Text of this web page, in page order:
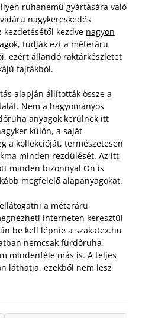
ruhanemű gyártására való
nagykereskedés
kezdetésétől kezdve nagyon
, tudják ezt a méteráru
ezért állandó raktárkészletet
fajtákból.
alapján állították össze a
Nem a hagyományos
anyagok kerülnek itt
külön, a saját
a kollekcióját, természetesen
minden rezdülését. Az itt
minden bizonnyal Ön is
megfelelő alapanyagokat.
a méteráru
interneten keresztül
be kell lépnie a szakatex.hu
nemcsak fürdőruha
mindenféle más is. A teljes
láthatja, ezekből nem lesz